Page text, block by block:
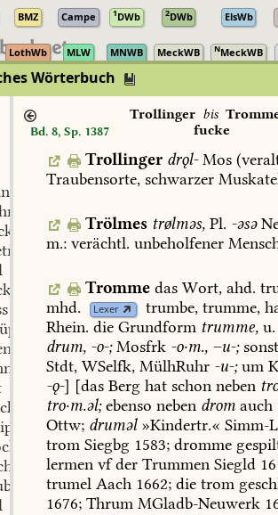
BMZ Campe 1DWb 2DWb ElsWb
LothWb MLW MNWB MeckWB NMeckWB
Wörterbuch
Bd. 8, Sp. 1387
Trollingerbis
fucke
Trollinger drǫl-Mos
Traubensorte, schwarzer
Trölmes trølməs,Pl. -əsə
m.: verächtl. unbeholfener
Tromme dasWort,ahd.
mhd.
Lexer trumbe, trumme,
Rhein. die Grundform trumme, u.
drum, -o-;Mosfrk -o·m., –u-;
Stdt, WSelfk, MülhRuhr -u-;um
-ǫ-] [das Berg hat schon neben
tro·m.əl;ebenso neben drom auch
Ottw; druməl»Kindertr.« Simm-
trom Siegbg 1583; dromme
lermen vfder Trummen Siegld
trumel Aach 1662; die trom
1676; Thrum MGladb-Neuwerk